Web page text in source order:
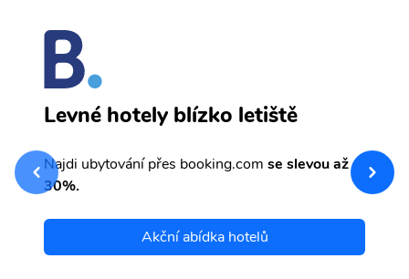
Levné hotely blízko letiště
Najdi ubytování přes booking.com se slevou až
30%.
Akční abídka hotelů